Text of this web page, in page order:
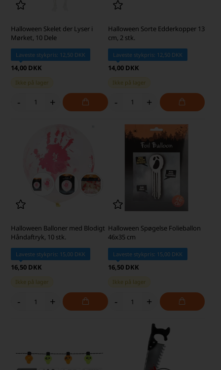
Halloween Skelet der Lyser i
Mørket, 10 Dele
Laveste stykpris: 12,50 DKK
14,00 DKK
Ikke på lager
- +
Halloween Sorte Edderkopper 13
cm, 2 stk.
Laveste stykpris: 12,50 DKK
14,00 DKK
Ikke på lager
- +
Halloween Balloner med Blodigt
Håndaftryk, 10 stk.
Laveste stykpris: 15,00 DKK
16,50 DKK
Ikke på lager
- +
Halloween Spøgelse Folieballon
46x35 cm
Laveste stykpris: 15,00 DKK
16,50 DKK
Ikke på lager
- +